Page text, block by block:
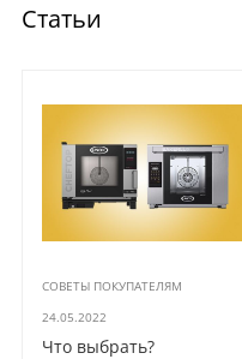
Статьи
СОВЕТЫ ПОКУПАТЕЛЯМ
24.05.2022
Что выбрать?